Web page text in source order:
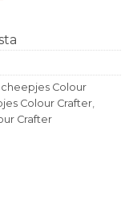
Colour
Colour Crafter
Crafter